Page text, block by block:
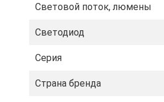
Световой поток, люмены
Светодиод
Серия
Страна бренда